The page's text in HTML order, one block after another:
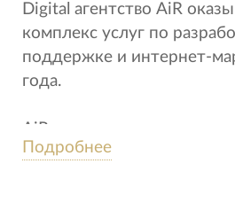
Digital агентство AiR
комплекс услуг по
поддержке и интернет-
года.
AiR - команда, которая
разобрать задачи
Подробнее